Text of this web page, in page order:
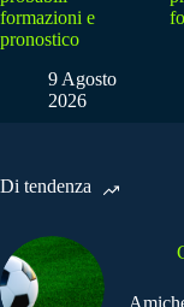
formazioni e
pronostico
9 Agosto
2026
Di tendenza